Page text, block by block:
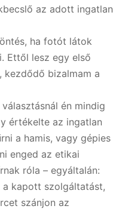
az adott ingatlan
ha fotót látok
Ettől lesz egy első
kezdődő bizalmam a
én mindig
értékelte az ingatlan
a hamis, vagy gépies
enged az etikai
róla – egyáltalán:
kapott szolgáltatást,
szánjon az